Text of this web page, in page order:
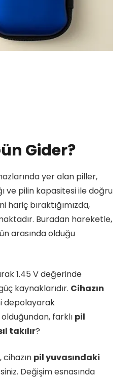
Gider?
yer alan piller,
ve pilin kapasitesi ile doğru
hariç bıraktığımızda,
Buradan hareketle,
arasında olduğu
1.45 V değerinde
kaynaklarıdır. Cihazın
depolayarak
farklı pil
takılır?
cihazın pil yuvasındaki
Değişim esnasında